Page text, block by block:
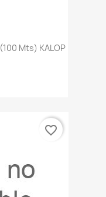
Mts) KALOP
favorite_border